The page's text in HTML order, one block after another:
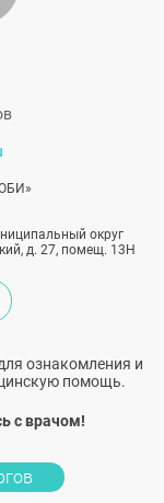
округ
д. 27, помещ. 13Н
ознакомления и
помощь.
с врачом!